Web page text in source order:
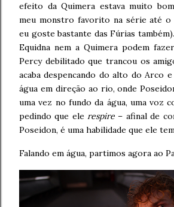
efeito da Quimera estava muito
meu monstro favorito na série até o
eu goste bastante das Fúrias
Equidna nem a Quimera podem
Percy debilitado que trancou os
acaba despencando do alto do Arco e
água em direção ao rio, onde
uma vez no fundo da água, uma voz
pedindo que elerespire – afinal de
Poseidon, é uma habilidade que ele
Falando em água, partimos agora ao